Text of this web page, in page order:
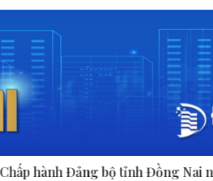
Đồng Nai nhiệm kỳ 2020-2025.